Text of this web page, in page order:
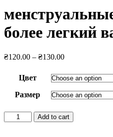
более легкий
₴120.00 – ₴130.00
Цвет
Размер
менструальные
трусики
Add to cart